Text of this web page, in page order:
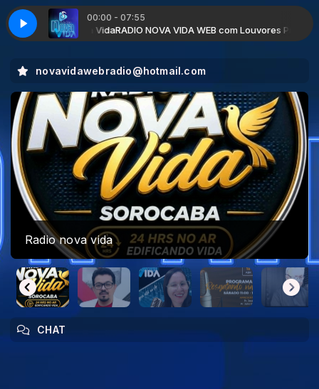
00:00 - 07:55
Nova VidaRADIO NOVA VIDA WEB com Louvores Programada
novavidawebradio@hotmail.com
missionario queiroz prog : encontro com Deus
17;00 HRS PIX 14997047612 manter no ar
programa
CHAT